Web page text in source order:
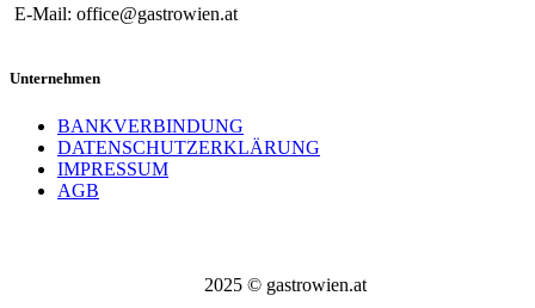
E-Mail: office@gastrowien.at
Unternehmen
BANKVERBINDUNG
DATENSCHUTZERKLÄRUNG
IMPRESSUM
AGB
2025 © gastrowien.at